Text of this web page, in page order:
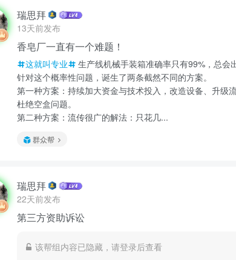
瑞思拜
13天前发布
香皂厂一直有一个难题！
这就叫专业
生产线机械手装箱准确率只有99%，总会
针对这个概率性问题，诞生了两条截然不同的方案。
第一种方案：持续加大资金与技术投入，改造设备、升级
杜绝空盒问题。
第二种方案：流传很广的解法：只花几...
群众帮
瑞思拜
22天前发布
第三方资助诉讼
该帮组内容已隐藏，请登录后查看